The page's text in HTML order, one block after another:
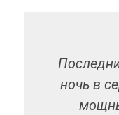
ночь в